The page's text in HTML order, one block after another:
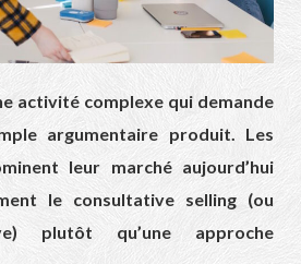
activité complexe qui demande
argumentaire produit. Les
leur marché aujourd’hui
le consultative selling (ou
plutôt qu’une approche